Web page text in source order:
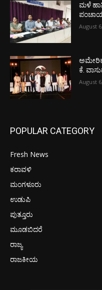
ಮಳೆ
August
ಕೆ.
August
POPULAR CATEGORY
Fresh News
ಕರಾವಳಿ
ಮಂಗಳೂರು
ಉಡುಪಿ
ಪುತ್ತೂರು
ಮೂಡಬಿದರೆ
ರಾಜ್ಯ
ರಾಜಕೀಯ